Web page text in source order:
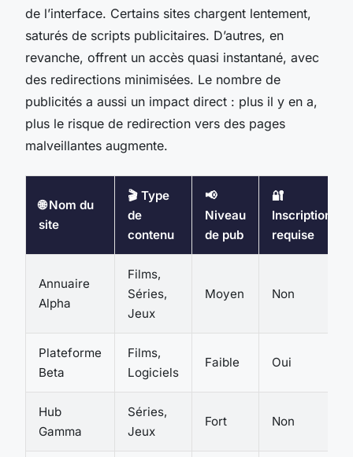
de l’interface. Certains sites chargent lentement,
saturés de scripts publicitaires. D’autres, en
revanche, offrent un accès quasi instantané, avec
des redirections minimisées. Le nombre de
publicités a aussi un impact direct : plus il y en a,
plus le risque de redirection vers des pages
malveillantes augmente.
🌐 Nom du
site
🎬 Type
de
contenu
📢
Niveau
de pub
🔐
Inscription
requise
Annuaire
Alpha
Films,
Séries,
Jeux
Moyen Non
Plateforme
Beta
Films,
Logiciels
Faible Oui
Hub
Gamma
Séries,
Jeux
Fort Non